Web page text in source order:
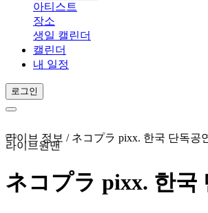
아티스트
장소
생일 캘린더
캘린더
내 일정
로그인
라이브 정보 / ネコプラ pixx. 한국 단독공
라이브원맨
ネコプラ pixx. 한국